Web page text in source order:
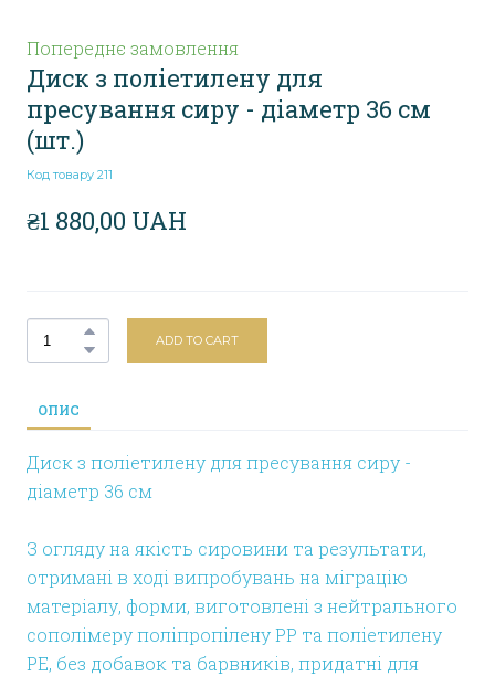
Попереднє замовлення
Диск з поліетилену для
пресування сиру - діаметр 36 см
(шт.)
Код товару 211
₴1 880,00 UAH
ADD TO CART
ОПИС
Диск з поліетилену для пресування сиру -
діаметр 36 см
З огляду на якість сировини та результати,
отримані в ході випробувань на міграцію
матеріалу, форми, виготовлені з нейтрального
сополімеру поліпропілену PP та поліетилену
PE, без добавок та барвників, придатні для